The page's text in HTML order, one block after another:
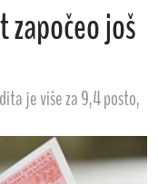
još
je više za 9,4 posto,